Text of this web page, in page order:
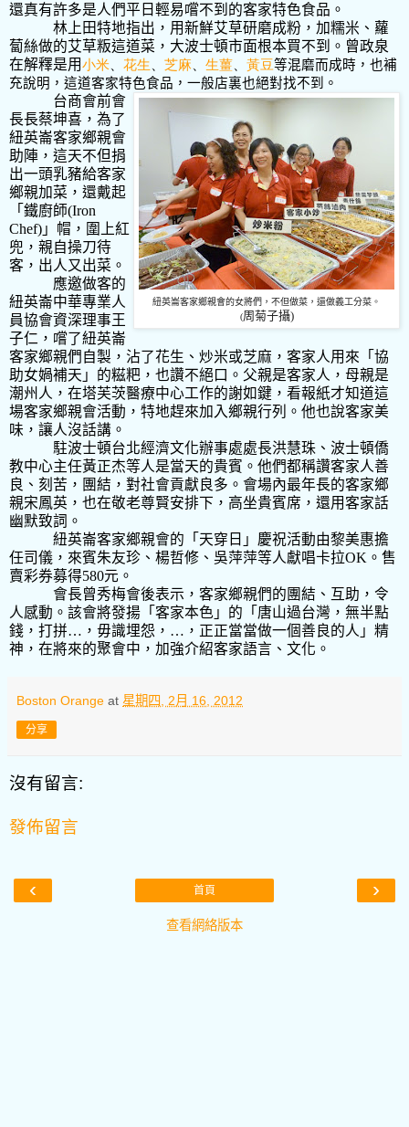
還真有許多是人們平日輕易嚐不到的客家特色食品。
林上田特地指出，用新鮮艾草研磨成粉，加糯米、蘿
蔔絲做的艾草粄這道菜，大波士頓市面根本買不到。曾政泉
在解釋是用小米 花生 芝麻 生薑 黃豆等混磨而成時，也補
充說明，這道客家特色食品，一般店裏也絕對找不到。
紐英崙客家鄉親會的女將們，不但做菜，還做義工分菜。
(周菊子攝)
台商會前會
長長蔡坤喜，為了
紐英崙客家鄉親會
助陣，這天不但捐
出一頭乳豬給客家
鄉親加菜，還戴起
「鐵廚師(Iron
Chef) 」帽，圍上紅
兜，親自操刀待
客，出人又出菜。
應邀做客的
紐英崙中華專業人
員協會資深理事王
子仁，嚐了紐英崙
客家鄉親們自製，沾了花生、炒米或芝麻，客家人用來「協
助女媧補天」的糍粑，也讚不絕口。父親是客家人，母親是
潮州人，在塔芙茨醫療中心工作的謝如鍵，看報紙才知道這
場客家鄉親會活動，特地趕來加入鄉親行列。他也說客家美
味，讓人沒話講。
駐波士頓台北經濟文化辦事處處長洪慧珠、波士頓僑
教中心主任黃正杰等人是當天的貴賓。他們都稱讚客家人善
良、刻苦，團結，對社會貢獻良多。會場內最年長的客家鄉
親宋鳳英，也在敬老尊賢安排下，高坐貴賓席，還用客家話
幽默致詞。
紐英崙客家鄉親會的「天穿日」慶祝活動由黎美惠擔
任司儀，來賓朱友珍、楊哲修、吳萍萍等人獻唱卡拉OK 。售
賣彩券募得580元。
會長曾秀梅會後表示，客家鄉親們的團結、互助，令
人感動。該會將發揚「客家本色」的「唐山過台灣，無半點
錢，打拼…，毋識埋怨，…，正正當當做一個善良的人」精
神，在將來的聚會中，加強介紹客家語言、文化。
Boston Orange at 星期四, 2月 16, 2012
分享
沒有留言:
發佈留言
‹ ›
首頁
查看網絡版本